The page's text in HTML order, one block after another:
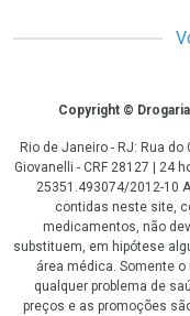
CopyrightCopyright ©
Rio de Janeiro - RJ: Rua do
Giovanelli - CRF 28127 | 24
25351.493074/2012-10
contidas neste site,
medicamentos, não
substituem, em hipótese
área médica. Somente
qualquer problema de
preços e as promoções